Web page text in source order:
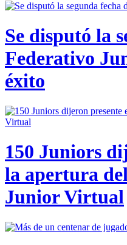
Se disputó la
Federativo
éxito
150 Juniors
la apertura
Junior Virtual